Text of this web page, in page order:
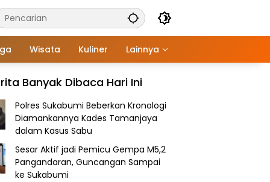
Wisata Kuliner Lainnya
Banyak Dibaca Hari Ini
Polres Sukabumi Beberkan Kronologi
Diamankannya Kades Tamanjaya
dalam Kasus Sabu
Sesar Aktif jadi Pemicu Gempa M5,2
Pangandaran, Guncangan Sampai
ke Sukabumi